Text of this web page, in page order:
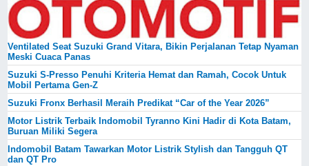
Ventilated Seat Suzuki Grand Vitara, Bikin Perjalanan Tetap Nyaman
Meski Cuaca Panas
Suzuki S-Presso Penuhi Kriteria Hemat dan Ramah, Cocok Untuk
Mobil Pertama Gen-Z
Suzuki Fronx Berhasil Meraih Predikat “Car of the Year 2026”
Motor Listrik Terbaik Indomobil Tyranno Kini Hadir di Kota Batam,
Buruan Miliki Segera
Indomobil Batam Tawarkan Motor Listrik Stylish dan Tangguh QT
dan QT Pro